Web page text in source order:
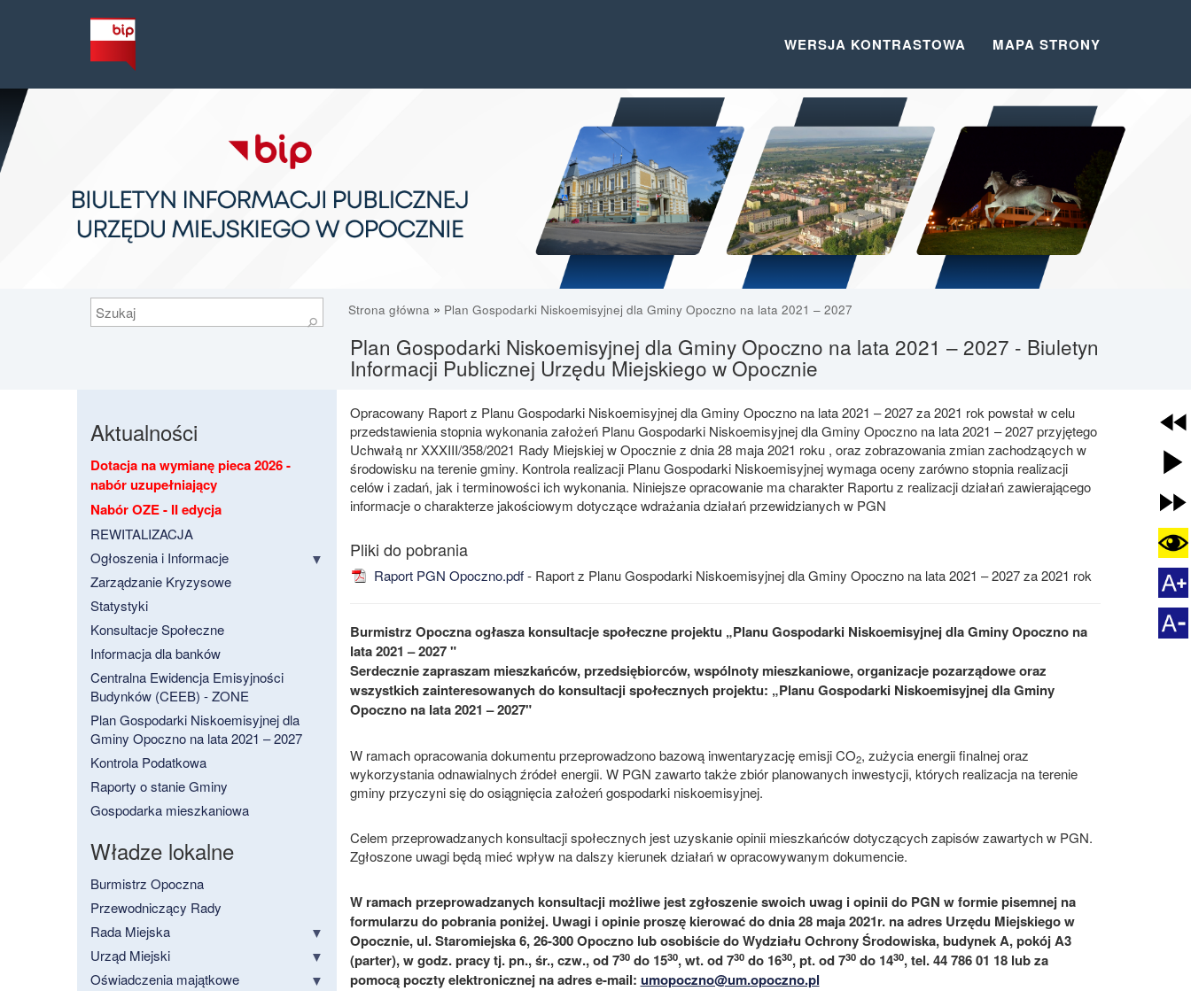
WERSJA KONTRASTOWA MAPA STRONY
Szukaj
⚲
Strona główna » Plan Gospodarki Niskoemisyjnej dla Gminy Opoczno na lata 2021 – 2027
Plan Gospodarki Niskoemisyjnej dla Gminy Opoczno na lata 2021 – 2027 - Biuletyn
Informacji Publicznej Urzędu Miejskiego w Opocznie
Aktualności
Dotacja na wymianę pieca 2026 -
nabór uzupełniający
Nabór OZE - II edycja
REWITALIZACJA
Ogłoszenia i Informacje
Zarządzanie Kryzysowe
Statystyki
Konsultacje Społeczne
Informacja dla banków
Centralna Ewidencja Emisyjności
Budynków (CEEB) - ZONE
Plan Gospodarki Niskoemisyjnej dla
Gminy Opoczno na lata 2021 – 2027
Kontrola Podatkowa
Raporty o stanie Gminy
Gospodarka mieszkaniowa
Władze lokalne
Burmistrz Opoczna
Przewodniczący Rady
Rada Miejska
Urząd Miejski
Oświadczenia majątkowe
Opracowany Raport z Planu Gospodarki Niskoemisyjnej dla Gminy Opoczno na lata 2021 – 2027 za 2021 rok powstał w celu
przedstawienia stopnia wykonania założeń Planu Gospodarki Niskoemisyjnej dla Gminy Opoczno na lata 2021 – 2027 przyjętego
Uchwałą nr XXXIII/358/2021 Rady Miejskiej w Opocznie z dnia 28 maja 2021 roku , oraz zobrazowania zmian zachodzących w
środowisku na terenie gminy. Kontrola realizacji Planu Gospodarki Niskoemisyjnej wymaga oceny zarówno stopnia realizacji
celów i zadań, jak i terminowości ich wykonania. Niniejsze opracowanie ma charakter Raportu z realizacji działań zawierającego
informacje o charakterze jakościowym dotyczące wdrażania działań przewidzianych w PGN
Raport PGN Opoczno.pdf - Raport z Planu Gospodarki Niskoemisyjnej dla Gminy Opoczno na lata 2021 – 2027 za 2021 rok
Burmistrz Opoczna ogłasza konsultacje społeczne projektu „Planu Gospodarki Niskoemisyjnej dla Gminy Opoczno na
lata 2021 – 2027 "
Serdecznie zapraszam mieszkańców, przedsiębiorców, wspólnoty mieszkaniowe, organizacje pozarządowe oraz
wszystkich zainteresowanych do konsultacji społecznych projektu: „Planu Gospodarki Niskoemisyjnej dla Gminy
Opoczno na lata 2021 – 2027"
W ramach opracowania dokumentu przeprowadzono bazową inwentaryzację emisji CO2, zużycia energii finalnej oraz
wykorzystania odnawialnych źródeł energii. W PGN zawarto także zbiór planowanych inwestycji, których realizacja na terenie
gminy przyczyni się do osiągnięcia założeń gospodarki niskoemisyjnej.
Celem przeprowadzanych konsultacji społecznych jest uzyskanie opinii mieszkańców dotyczących zapisów zawartych w PGN.
Zgłoszone uwagi będą mieć wpływ na dalszy kierunek działań w opracowywanym dokumencie.
W ramach przeprowadzanych konsultacji możliwe jest zgłoszenie swoich uwag i opinii do PGN w formie pisemnej na
formularzu do pobrania poniżej. Uwagi i opinie proszę kierować do dnia 28 maja 2021r. na adres Urzędu Miejskiego w
Opocznie, ul. Staromiejska 6, 26-300 Opoczno lub osobiście do Wydziału Ochrony Środowiska, budynek A, pokój A3
(parter), w godz. pracy tj. pn., śr., czw., od 730do 1530, wt. od 730do 1630, pt. od 730do 1430, tel. 44 786 01 18 lub za
pomocą poczty elektronicznej na adres e-mail: umopoczno@um.opoczno.pl